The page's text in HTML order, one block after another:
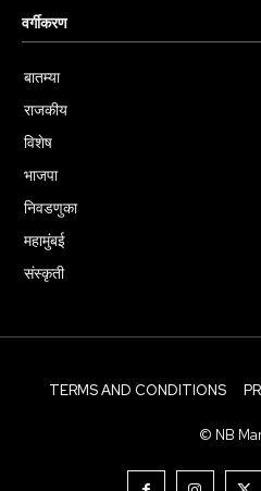
वर्गीकरण
बातम्या
राजकीय
विशेष
भाजपा
निवडणुका
महामुंबई
संस्कृती
TERMS AND CONDITIONS
© NB